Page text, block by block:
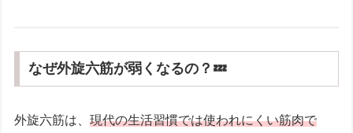
なぜ外旋六筋が弱くなるの？💤
外旋六筋は、現代の生活習慣では使われにくい筋肉で